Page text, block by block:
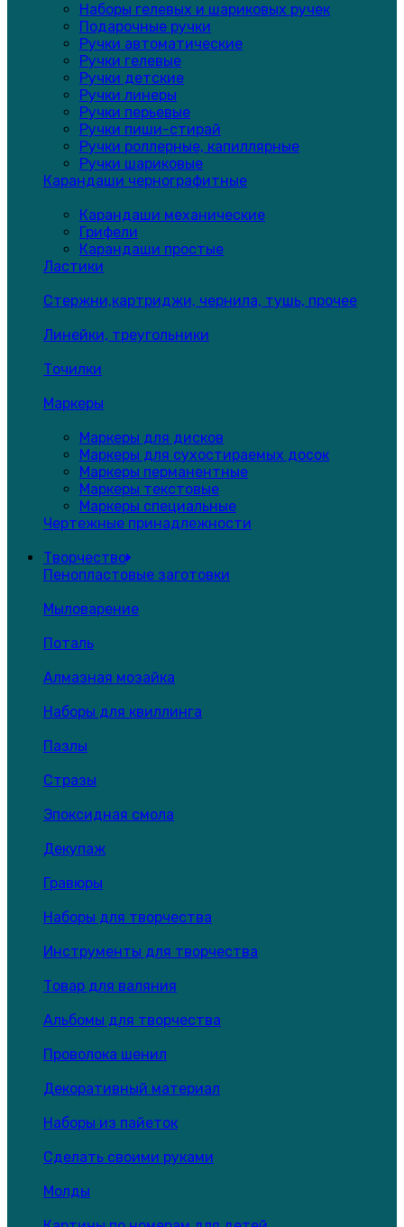
Наборы гелевых и шариковых ручек
Подарочные ручки
Ручки автоматические
Ручки гелевые
Ручки детские
Ручки линеры
Ручки перьевые
Ручки пиши-стирай
Ручки роллерные, капиллярные
Ручки шариковые
Карандаши чернографитные
Карандаши механические
Грифели
Карандаши простые
Ластики
Стержни,картриджи, чернила, тушь, прочее
Линейки, треугольники
Точилки
Маркеры
Маркеры для дисков
Маркеры для сухостираемых досок
Маркеры перманентные
Маркеры текстовые
Маркеры специальные
Чертежные принадлежности
Творчество
Пенопластовые заготовки
Мыловарение
Поталь
Алмазная мозайка
Наборы для квиллинга
Пазлы
Стразы
Эпоксидная смола
Декупаж
Гравюры
Наборы для творчества
Инструменты для творчества
Товар для валяния
Альбомы для творчества
Проволока шенил
Декоративный материал
Наборы из пайеток
Сделать своими руками
Молды